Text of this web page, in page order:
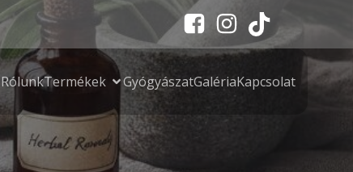
RólunkTermékek GyógyászatGalériaKapcsolat